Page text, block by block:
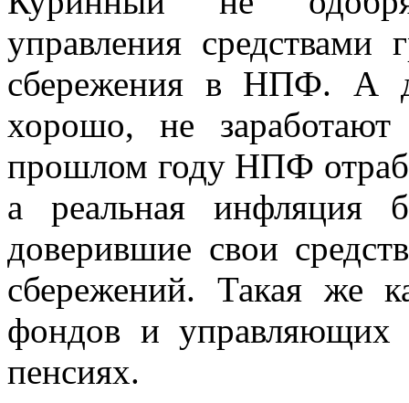
управления средствами
сбережения в НПФ. А
хорошо, не
прошлом году НПФ
а реальная инфляция
доверившие свои
сбережений. Такая же
фондов и управляющих
пенсиях.